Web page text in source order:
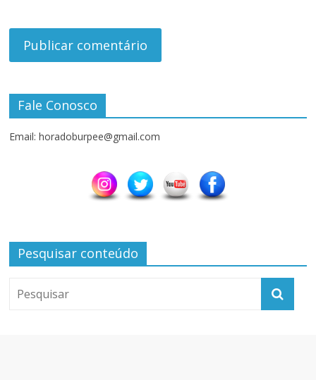
Fale Conosco
Email: horadoburpee@gmail.com
Pesquisar conteúdo